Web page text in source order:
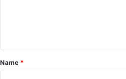
*
Name *